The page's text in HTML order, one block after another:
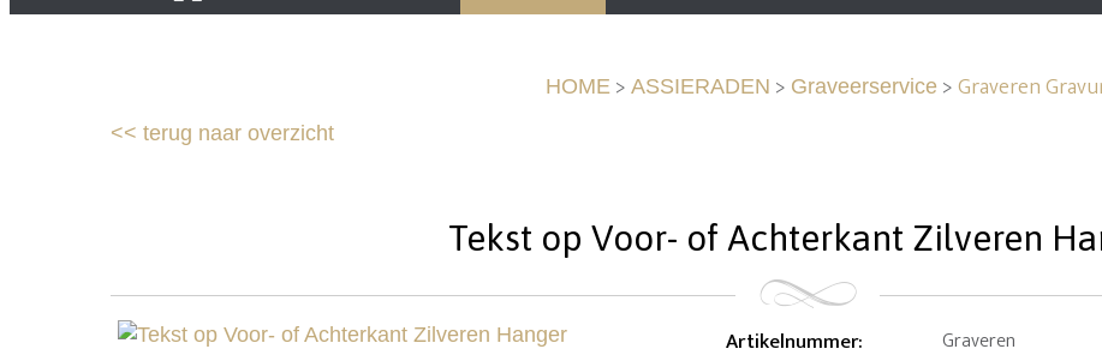
HOME > ASSIERADEN > Graveerservice >Graveren
<< terug naar overzicht
Tekst op Voor- of Achterkant Zilveren
Artikelnummer: Graveren